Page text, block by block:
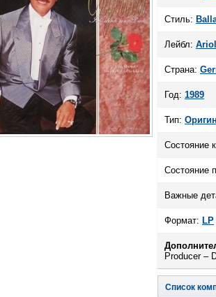
Стиль:
Лейбл:
Страна:
Год: 1989
Тип:
Состояние
Состояние
Важные
Формат: LP
Producer –
Список